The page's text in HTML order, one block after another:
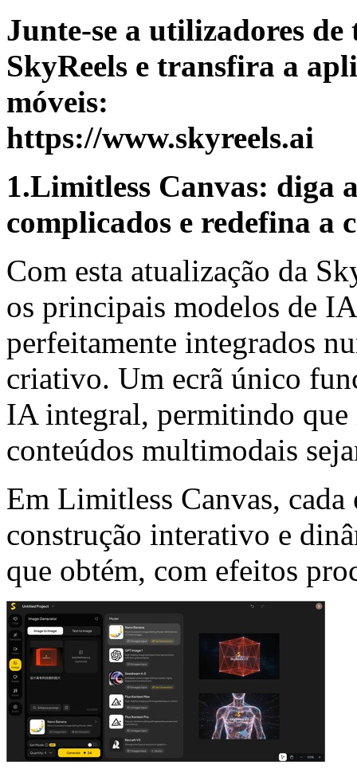
Junte-se a utilizadores
SkyReels e transfira a
móveis:
https://www.skyreels.ai
1.Limitless Canvas: diga
complicados e redefina
Com esta atualização da
os principais modelos de
perfeitamente integrados
criativo. Um ecrã único
IA integral, permitindo que
conteúdos multimodais
Em Limitless Canvas,
construção interativo e
que obtém, com efeitos